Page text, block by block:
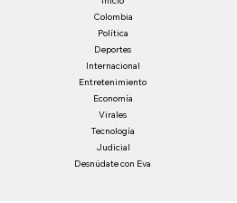
Colombia
Política
Deportes
Internacional
Entretenimiento
Economía
Virales
Tecnología
Judicial
Desnúdate con Eva